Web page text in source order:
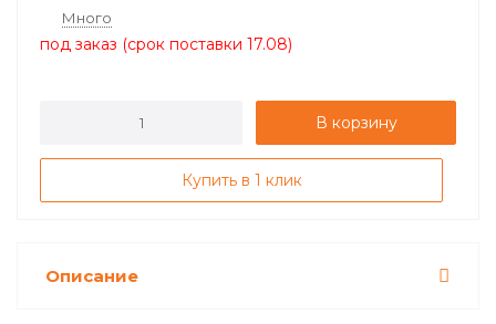
Много
под заказ (срок поставки 17.08)
В корзину
Купить в 1 клик
Описание